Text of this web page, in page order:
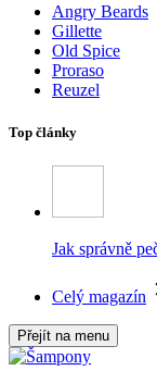
Angry Beards
Gillette
Old Spice
Proraso
Reuzel
Top články
Jak správně
Celý magazín
Přejít na menu